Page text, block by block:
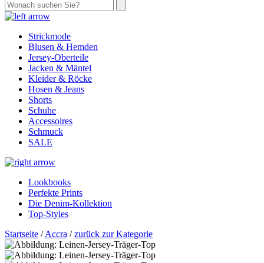
Strickmode
Blusen & Hemden
Jersey-Oberteile
Jacken & Mäntel
Kleider & Röcke
Hosen & Jeans
Shorts
Schuhe
Accessoires
Schmuck
SALE
Lookbooks
Perfekte Prints
Die Denim-Kollektion
Top-Styles
Startseite /Accra /zurück zur Kategorie